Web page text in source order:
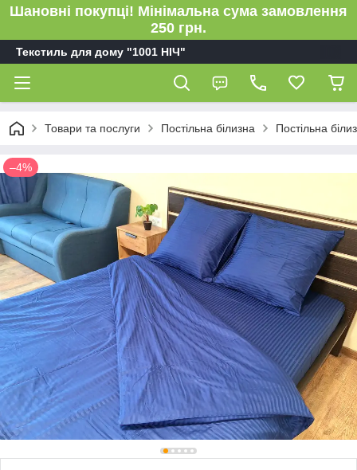
Шановні покупці! Мінімальна сума замовлення
250 грн.
Текстиль для дому "1001 НІЧ"
Товари та послуги Постільна білизна Постільна
–4%